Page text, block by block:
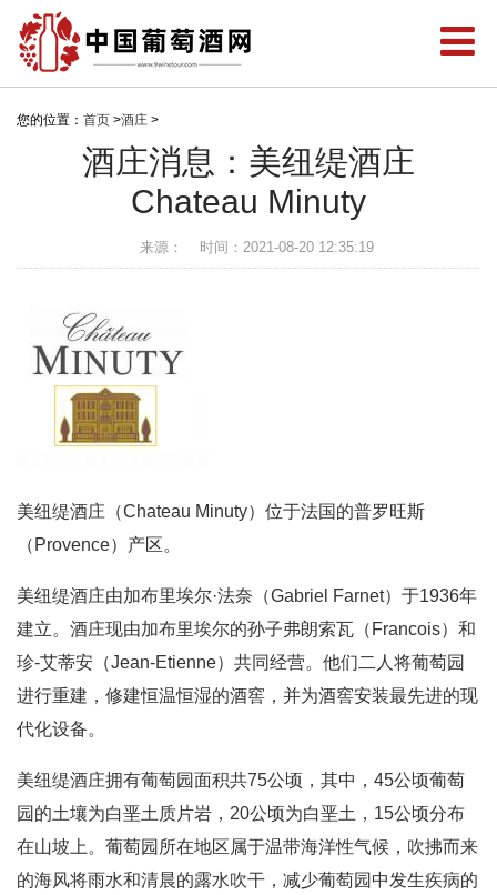
您的位置： 首页 >酒庄 >
酒庄消息：美纽缇酒庄
Chateau Minuty
来源： 时间：2021-08-20 12:35:19
美纽缇酒庄（Chateau Minuty）位于法国的普罗旺斯
（Provence）产区。
美纽缇酒庄由加布里埃尔·法奈（Gabriel Farnet）于1936年
建立。酒庄现由加布里埃尔的孙子弗朗索瓦（Francois）和
珍-艾蒂安（Jean-Etienne）共同经营。他们二人将葡萄园
进行重建，修建恒温恒湿的酒窖，并为酒窖安装最先进的现
代化设备。
美纽缇酒庄拥有葡萄园面积共75公顷，其中，45公顷葡萄
园的土壤为白垩土质片岩，20公顷为白垩土，15公顷分布
在山坡上。葡萄园所在地区属于温带海洋性气候，吹拂而来
的海风将雨水和清晨的露水吹干，减少葡萄园中发生疾病的